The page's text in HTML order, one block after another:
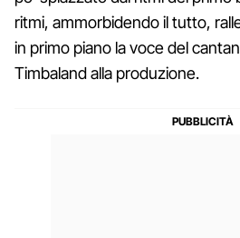
ritmi, ammorbidendo il tutto,
in primo piano la voce del
Timbaland alla produzione.